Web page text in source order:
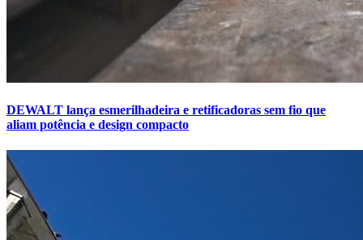
DEWALT lança esmerilhadeira e retificadoras sem fio que
aliam potência e design compacto